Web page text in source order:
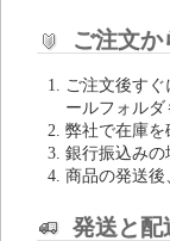
ご注文
ご注文後す
ールフォルダ
弊社で在庫
銀行振込みの
商品の発送後
発送と配